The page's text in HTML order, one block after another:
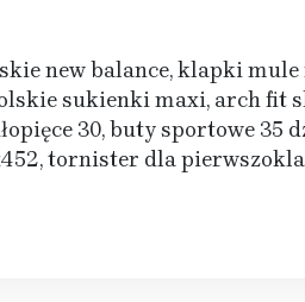
new balance, klapki
sukienki maxi, arch fit
30, buty sportowe
tornister dla